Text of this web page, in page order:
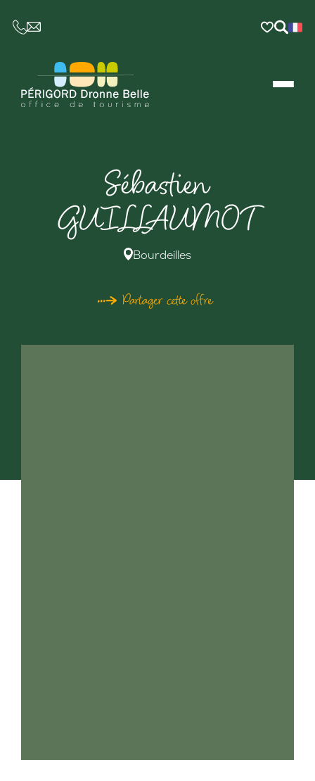
CE LIEN OUVRIRA VOTRE LOGICIEL DE
Sébastien
GUILLAUMOT
Bourdeilles
Partager cette offre